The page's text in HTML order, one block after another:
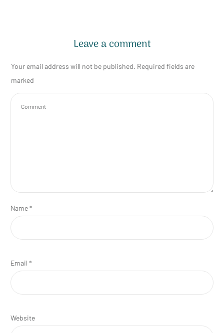
Leave a comment
Your email address will not be published. Required fields are
marked
Name*
Email *
Website